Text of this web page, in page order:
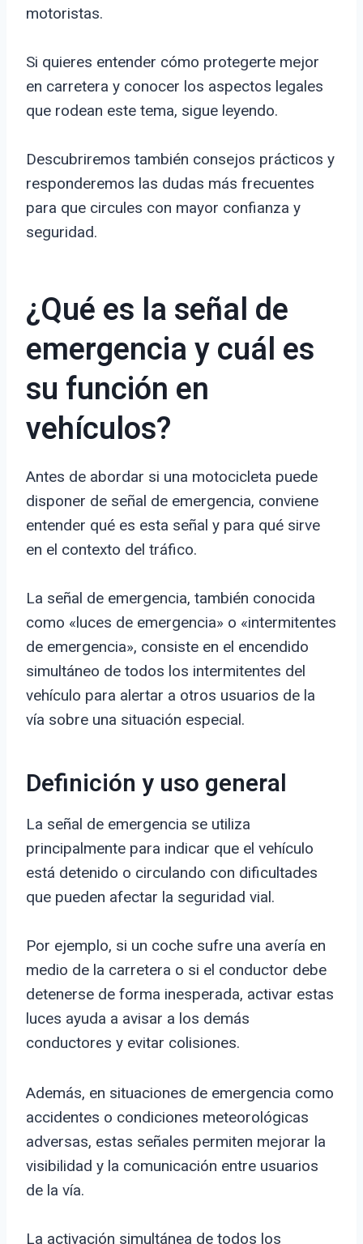
motoristas.
Si quieres entender cómo protegerte mejor
en carretera y conocer los aspectos legales
que rodean este tema, sigue leyendo.
Descubriremos también consejos prácticos y
responderemos las dudas más frecuentes
para que circules con mayor confianza y
seguridad.
¿Qué es la señal de
emergencia y cuál es
su función en
vehículos?
Antes de abordar si una motocicleta puede
disponer de señal de emergencia, conviene
entender qué es esta señal y para qué sirve
en el contexto del tráfico.
La señal de emergencia, también conocida
como «luces de emergencia» o «intermitentes
de emergencia», consiste en el encendido
simultáneo de todos los intermitentes del
vehículo para alertar a otros usuarios de la
vía sobre una situación especial.
Definición y uso general
La señal de emergencia se utiliza
principalmente para indicar que el vehículo
está detenido o circulando con dificultades
que pueden afectar la seguridad vial.
Por ejemplo, si un coche sufre una avería en
medio de la carretera o si el conductor debe
detenerse de forma inesperada, activar estas
luces ayuda a avisar a los demás
conductores y evitar colisiones.
Además, en situaciones de emergencia como
accidentes o condiciones meteorológicas
adversas, estas señales permiten mejorar la
visibilidad y la comunicación entre usuarios
de la vía.
La activación simultánea de todos los